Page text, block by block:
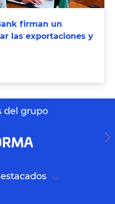
firman un
las exportaciones y
del grupo